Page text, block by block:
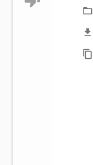
folder_open
file_download
content_copy